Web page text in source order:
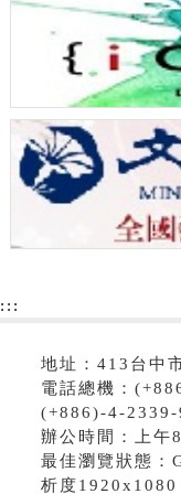
:::
地址：413台中
電話總機：
(+886)-4-2339-
辦公時間：上午
最佳瀏覽狀態
析度1920x1080